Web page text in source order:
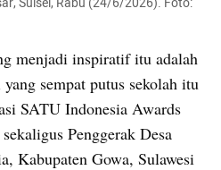
menjadi inspiratif itu adalah
sempat putus sekolah itu
SATU Indonesia Awards
Penggerak Desa
Kabupaten Gowa, Sulawesi